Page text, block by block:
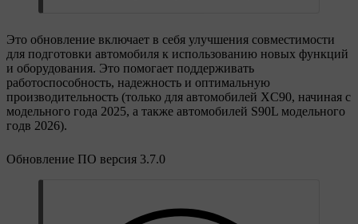
Это обновление включает в себя улучшения совместимости
для подготовки автомобиля к использованию новых функций
и оборудования. Это помогает поддерживать
работоспособность, надежность и оптимальную
производительность (только для автомобилей XC90, начиная с
модельного года 2025, а также автомобилей S90L модельного
годв 2026).
Обновление ПО версия 3.7.0